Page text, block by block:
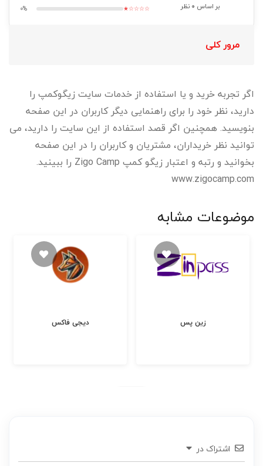
بر اساس 0 نظر
★☆☆☆☆
0%
مرور کلی
اگر تجربه خرید و یا استفاده از خدمات سایت زیگوکمپ را
دارید، نظر خود را برای راهنمایی دیگر کاربران در این صفحه
بنویسید. همچنین اگر قصد استفاده از این سایت را دارید، می
توانید نظر خریداران، مشتریان و کاربران را در این صفحه
بخوانید و رتبه و اعتبار زیگو کمپ Zigo Camp را ببینید.
www.zigocamp.com
موضوعات مشابه
دیجی فاکس زین پس
اشتراک در